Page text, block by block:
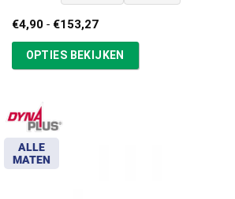
€4,90 - €153,27Prijsklasse:
tot
€153,27
OPTIES BEKIJKEN
ALLE
MATEN